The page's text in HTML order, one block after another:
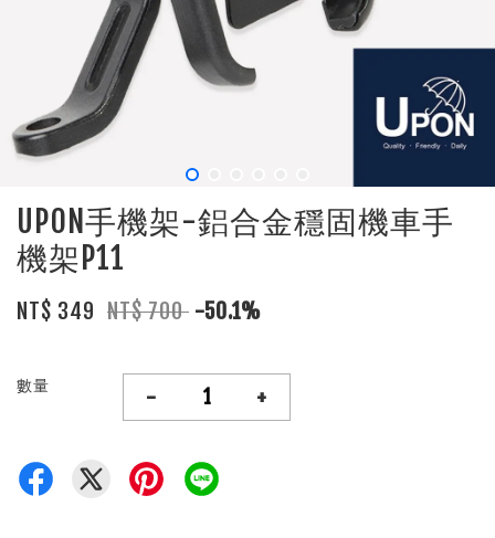
UPON手機架-鋁合金穩固機車手
機架P11
NT$ 349 NT$ 700 -50.1%
數量 - +